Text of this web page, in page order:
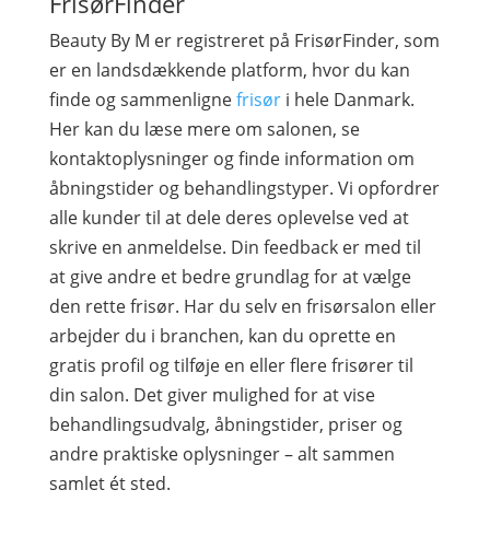
Beauty By M er registreret på FrisørFinder, som
er en landsdækkende platform, hvor du kan
finde og sammenlignefrisøri hele Danmark.
Her kan du læse mere om salonen, se
kontaktoplysninger og finde information om
åbningstider og behandlingstyper. Vi opfordrer
alle kunder til at dele deres oplevelse ved at
skrive en anmeldelse. Din feedback er med til
at give andre et bedre grundlag for at vælge
den rette frisør. Har du selv en frisørsalon eller
arbejder du i branchen, kan du oprette en
gratis profil og tilføje en eller flere frisører til
din salon. Det giver mulighed for at vise
behandlingsudvalg, åbningstider, priser og
andre praktiske oplysninger – alt sammen
samlet ét sted.